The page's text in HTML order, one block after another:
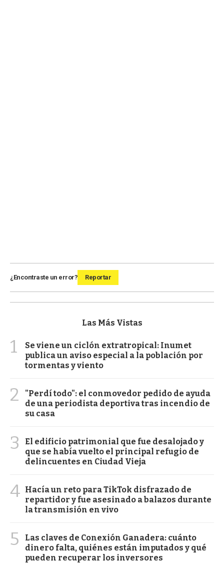
¿Encontraste un error? Reportar
Las Más Vistas
1
Se viene un ciclón extratropical: Inumet
publica un aviso especial a la población por
tormentas y viento
2
"Perdí todo": el conmovedor pedido de ayuda
de una periodista deportiva tras incendio de
su casa
3
El edificio patrimonial que fue desalojado y
que se había vuelto el principal refugio de
delincuentes en Ciudad Vieja
4 Hacía un reto para TikTok disfrazado de
repartidor y fue asesinado a balazos durante
la transmisión en vivo
5
Las claves de Conexión Ganadera: cuánto
dinero falta, quiénes están imputados y qué
pueden recuperar los inversores